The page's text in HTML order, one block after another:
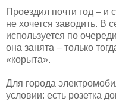
Проездил почти год –
не хочется заводить. В
используется по
она занята – только
«корыта».
Для города
условии: есть розетка